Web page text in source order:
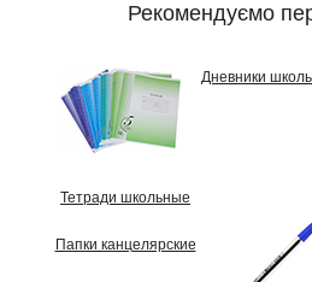
Рекомендуємо
Тетради школьные
Дневники
Папки канцелярские